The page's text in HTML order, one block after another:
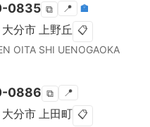
0835 ⧉ 📍 🏣
大分市 上野丘 📋
OITA SHI UENOGAOKA
0886 ⧉ 📍
大分市 上田町 📋